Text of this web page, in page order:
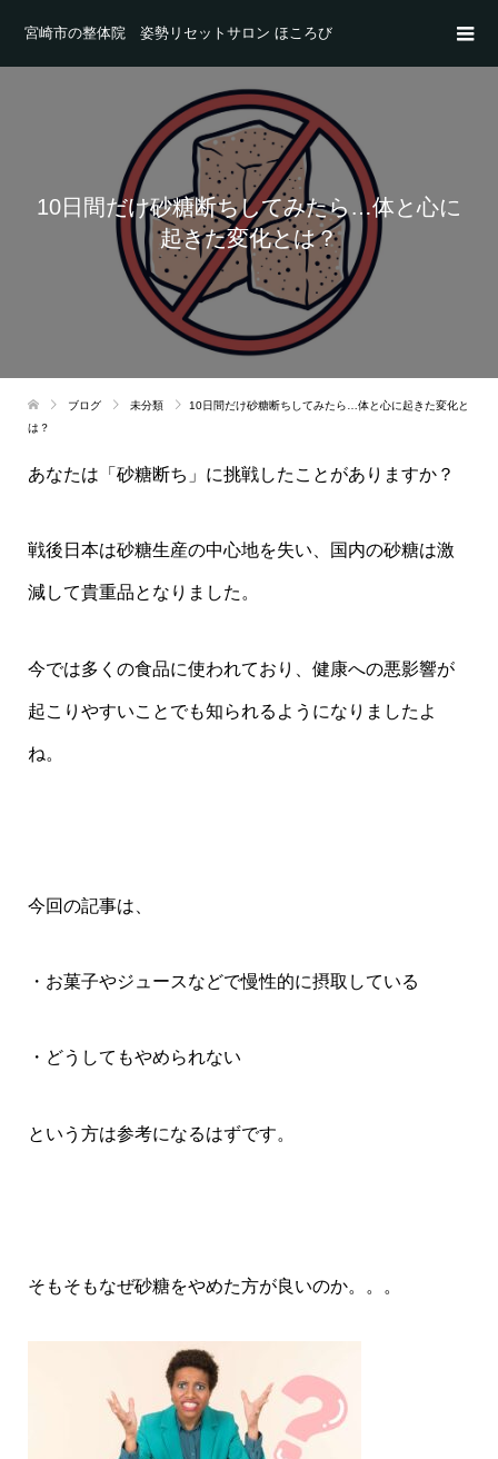
宮崎市の整体院 姿勢リセットサロン ほころび
10日間だけ砂糖断ちしてみたら…体と心に
起きた変化とは？
ブログ 未分類
10日間だけ砂糖断ちしてみたら…体と心に起きた変化と
は？
あなたは「砂糖断ち」に挑戦したことがありますか？
戦後日本は砂糖生産の中心地を失い、国内の砂糖は激
減して貴重品となりました。
今では多くの食品に使われており、健康への悪影響が
起こりやすいことでも知られるようになりましたよ
ね。
今回の記事は、
・お菓子やジュースなどで慢性的に摂取している
・どうしてもやめられない
という方は参考になるはずです。
そもそもなぜ砂糖をやめた方が良いのか。。。